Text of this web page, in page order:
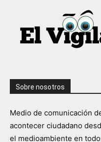
Sobre nosotros
Medio de comunicación
acontecer ciudadano
el medioambiente en